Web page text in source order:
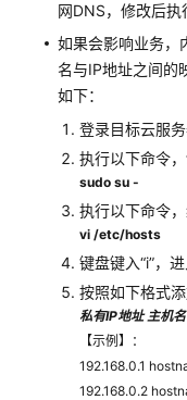
检
测
与
响
常
录
网DNS，修改后执
如果会影响业务，
名与IP地址之间的
如下：
登录目标云服务
执行以下命令
sudo su -
执行以下命令
vi /etc/hosts
键盘键入“i”，
按照如下格式
私有IP地址 主机名
【示例】：
192.168.0.1
192.168.0.2